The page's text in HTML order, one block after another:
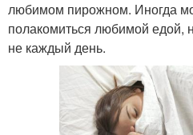
любимом пирожном. Иногда
полакомиться любимой едой,
не каждый день.